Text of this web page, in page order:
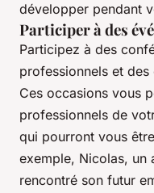
développer pendant
Participer à des
Participez à des
professionnels et
Ces occasions vous
professionnels de
qui pourront vous
exemple, Nicolas, un
rencontré son futur